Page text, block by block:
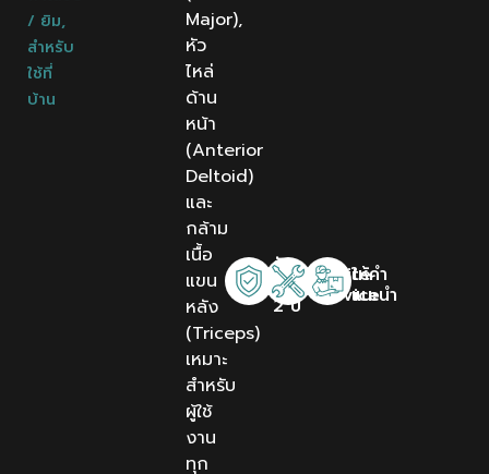
/ ยิม,
สำหรับ
ใช้ที่
บ้าน
Major),
หัว
ไหล่
ด้าน
หน้า
(Anterior
Deltoid)
และ
กล้าม
เนื้อ
แขน
หลัง
(Triceps)
เหมาะ
สำหรับ
ผู้ใช้
งาน
ทุก
รับ
ประกัน
2 ปี
Onsite
Service
ให้คำ
แนะนำ